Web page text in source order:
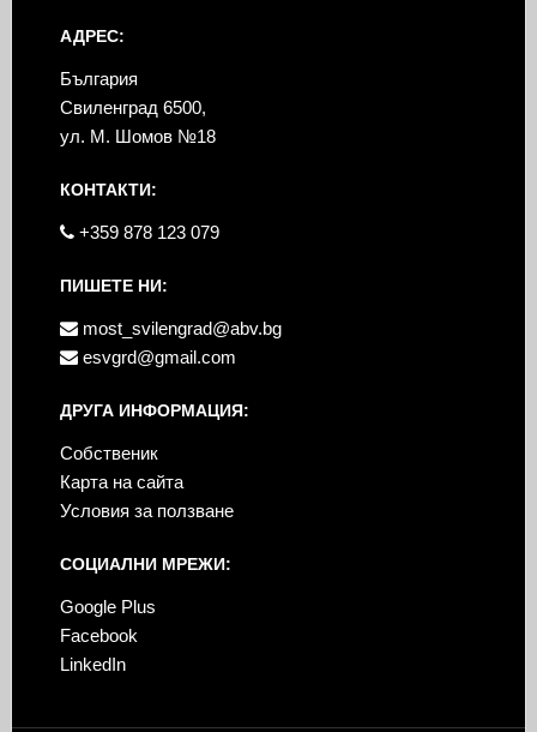
АДРЕС:
България
Свиленград 6500,
ул. М. Шомов №18
КОНТАКТИ:
+359 878 123 079
ПИШЕТЕ НИ:
most_svilengrad@abv.bg
esvgrd@gmail.com
ДРУГА ИНФОРМАЦИЯ:
Собственик
Карта на сайта
Условия за ползване
СОЦИАЛНИ МРЕЖИ:
Google Plus
Facebook
LinkedIn